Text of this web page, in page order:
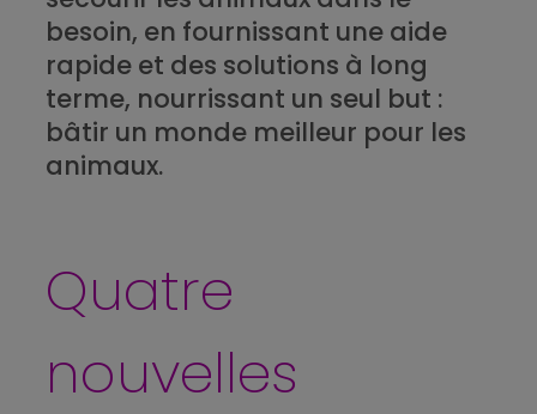
besoin, en fournissant une aide
rapide et des solutions à long
terme, nourrissant un seul but :
bâtir un monde meilleur pour les
animaux.
Quatre
nouvelles